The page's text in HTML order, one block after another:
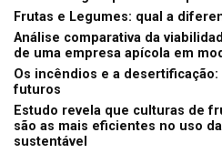
Frutas e Legumes: qual a
Análise comparativa da
de uma empresa apícola em
Os incêndios e a
futuros
Estudo revela que culturas de
são as mais eficientes no uso
sustentável